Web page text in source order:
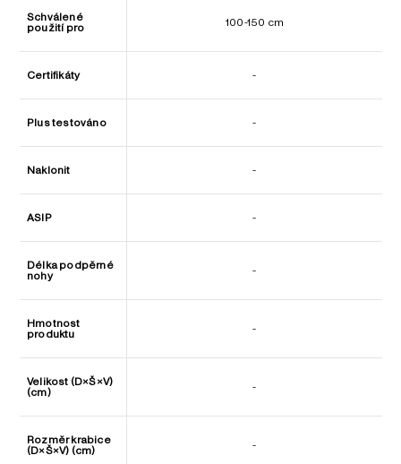
Schválené
použití pro
100-150 cm
Certifikáty -
Plus testováno -
Naklonit -
ASIP -
Délka podpěrné
nohy
-
Hmotnost
produktu
-
Velikost (D×Š×V)
(cm)
-
Rozměr krabice
(D×Š×V) (cm)
-